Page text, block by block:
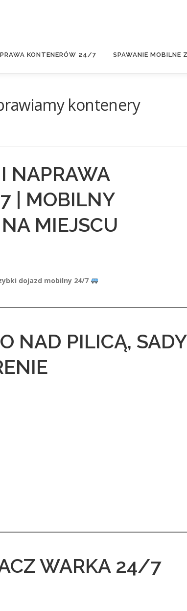
KONTENERÓW 24/7 SPAWANIE MOBILNE
kontenery
NAPRAWA
| MOBILNY
MIEJSCU
dojazd mobilny 24/7
NAD PILICĄ,
WARKA 24/7